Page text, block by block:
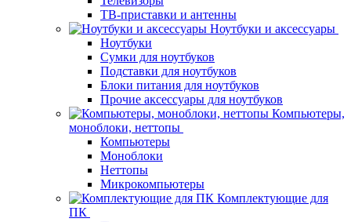
ТВ-приставки и антенны
Ноутбуки и аксессуары
Ноутбуки
Сумки для ноутбуков
Подставки для ноутбуков
Блоки питания для ноутбуков
Прочие аксессуары для ноутбуков
Компьютеры,
моноблоки, неттопы
Компьютеры
Моноблоки
Неттопы
Микрокомпьютеры
Комплектующие для
ПК